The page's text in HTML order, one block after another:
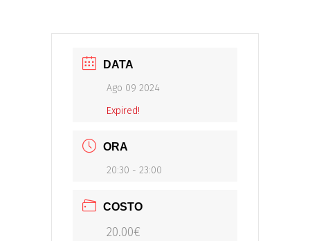
DATA
Ago 09 2024
Expired!
ORA
20:30 - 23:00
COSTO
20.00€